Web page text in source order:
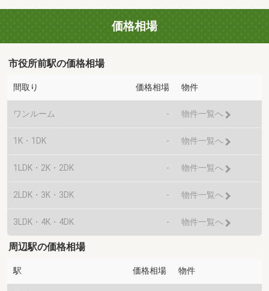
価格相場
市役所前駅の価格相場
間取り 価格相場 物件
ワンルーム - 物件一覧へ
1K・1DK - 物件一覧へ
1LDK・2K・2DK - 物件一覧へ
2LDK・3K・3DK - 物件一覧へ
3LDK・4K・4DK - 物件一覧へ
周辺駅の価格相場
駅 価格相場 物件